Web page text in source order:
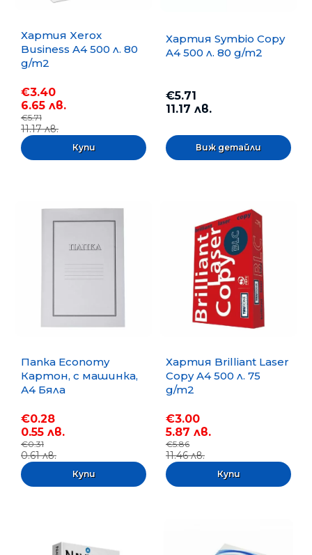
Хартия Xerox
Business A4 500 л. 80
g/m2
€3.40
6.65 лв.
€5.71
11.17 лв.
Хартия Symbio Copy
A4 500 л. 80 g/m2
€5.71
11.17 лв.
Виж детайли
Папка Economy
Картон, с машинка,
А4 Бяла
€0.28
0.55 лв.
€0.31
0.61 лв.
Хартия Brilliant Laser
Copy A4 500 л. 75
g/m2
€3.00
5.87 лв.
€5.86
11.46 лв.